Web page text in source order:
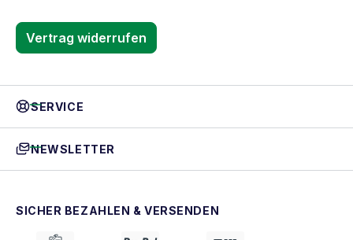
Vertrag widerrufen
SERVICE
NEWSLETTER
SICHER BEZAHLEN & VERSENDEN